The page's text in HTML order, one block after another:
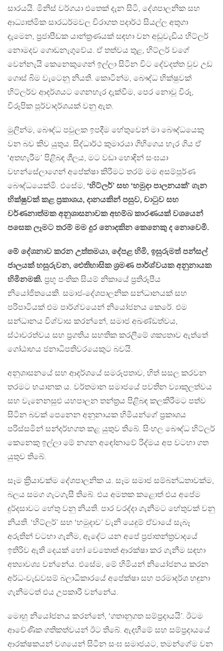
සාරයයි. මිනිස් වර්ගයා එතෙක් දැන සිටි, දේශපාලනික සහ
ආධ්‍යාත්මික සාරධර්මවල චිරාගත පදාර්ථ සියල්ල අතුගා
දැමෙන, ප‍්‍රජාපීඩක යාන්ත‍්‍රණයක් සඳහා වන අඩුවැඩිය හිට්ලර්
නොමදව ගොඩනැගුවේය. ඒ තත්වය තුළ, හිට්ලර් වගේ
වෙන්නැයි කෙනෙකුගෙන් ඉල්ලා සිටින විට දේවදත්ත වුව උඩ
ගොස් බිම වැටෙනු නියති. කොටින්ම, බෞද්ධ භික්ෂුවක්
හිට්ලර්ව ආදර්ශයට ගෙනහැර දැක්වීම, පෙර නොවූ විරූ,
විරූපික පූර්වාදර්ශයක් වනු ඇත.
මුලින්ම, බෞද්ධ පවුලක ඉපදීම හේතුවෙන් මා බෞද්ධයෙකු
වන බව කිව යුතුය. සිද්ධාර්ථ කුමාරයා ගිහිගෙය හැර ගිය ඒ
‘අතහැරීම’ පිළිබඳ ශීලය, මට වඩා හොඳින් සංඝයා
වහන්සේලාගෙන් අපේක්ෂා කිරීමට තරම් මම අසම්පූර්ණ
බෞද්ධයෙක්මි. එසේම, ‘හිට්ලර්’ සහ ‘හමුදා පාලනයක්’ ගැන
භික්ෂුවක් කළ ප‍්‍රකාශය, දානයකින් පසුව, චාටුව සහ
වර්ණනාත්මක අනුශාසනාවක අහම්බ කාරණයක් වශයෙන්
පසෙක ලෑමට තරම් මම දුර නොදකින කෙනෙකු ද නොවෙමි.
මේ දේශනාව කරන උත්තමයා, දේපළ හිමි, ඉසුරුමත් පන්සල්
ජාලයක් හසුරුවන, ඓතිහාසික ශ‍්‍රමණ පාර්ශ්වයක අනුනායක
හිමිනමකි. ප‍්‍රභූ පංතික සියම් නිකායේ ප‍්‍රතිරූපීය
නියෝජිතයෙකි. සමාජ-දේශපාලනික සන්ධානයක් සහ
පරිපාටියක් එම පාර්ශ්වයෙන් නියෝජනය කෙරේ. එම
සන්ධානය විශ්වාස කරන්නේ, සමාජ අඛණ්ඩත්වය,
ස්ථාවරත්වය සහ ප‍්‍රගතිය සහතික කරලීමේ ශක්‍යතාව ඇත්තේ
ගෝඨාභය ජනාධිපතිවරයෙකුට බවයි.
අනුශාසනයේ සහ ආදර්ශයේ සමරූපතාව, හිත් සසල කරවන
තරමට භයානක ය. වර්තමාන සමාජයේ පවතින ව්‍යාකූලත්වය
සහ වැනෙනසුළු යහපාලන තන්ත‍්‍රය පිළිබඳ කලකිරීමට පත්ව
සිටින බවක් පෙනෙන අනුනායක හිමියන්ගේ ප‍්‍රකාශය
පරිස්සමින් සන්දර්භගත කළ යුතුව තිබේ. සිංහල බෞද්ධ හිට්ලර්
කෙනෙකු ඉල්ලා මේ නගන අඳෝනාවේ රිද්මය අප වටහා ගත
යුතුව තිබේ.
සෑම ක‍්‍රියාවක්ම දේශපාලනික ය. සෑම සමාජ සම්බන්ධතාවක්ම,
බලය සමග ගැටගැසී තිබේ. එය අමතක කළොත් එය අපේම
දුර්දසාවට හේතු වනු නියති. පාර වරද්දා ගැනීමට හේතුවක් වනු
නියති. ‘හිට්ලර්’ සහ ‘හමුදාව’ වැනි යෙදුම් ඒවායේ සැබෑ
අරුතින් වටහා ගැනීම, ඇදේට යන අපේ ප‍්‍රජාතන්ත‍්‍රවාදයේ
ඉතිරිව ඇති දෙයක් හෝ වෙතොත් ආරක්ෂා කර ගැනීම සඳහා
අත්‍යාවශ්‍ය වන්නේය. එසේම, මේ හිමියන් නියෝජනය කරන
අර්ධ-වැඩවසම් බලාධිකාරයේ අපේක්ෂා සහ පරමාදර්ශ හඳුනා
ගැනීමටත් එය උපකාරී වන්නේය.
මොහු නියෝජනය කරන්නේ, ‘ගතානුගත සම්ප‍්‍රදායයි’. ඊටම
ආවේණික ගතිකත්වයන් ඊට තිබේ. ඇදහීමේ සහ සම්ප‍්‍රදායයේ
ආරක්ෂකයන් වශයෙන් සිටින සංඝ සමාජයට, තමන්ගේම වන